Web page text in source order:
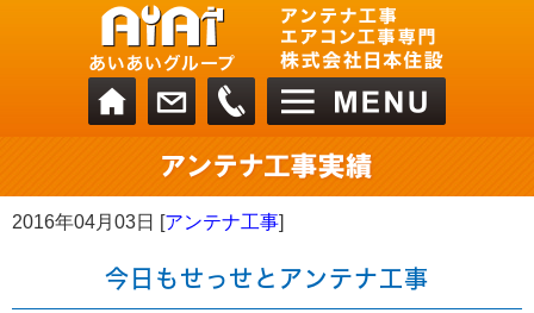
2016年04月03日 [アンテナ工事]
今日もせっせとアンテナ工事